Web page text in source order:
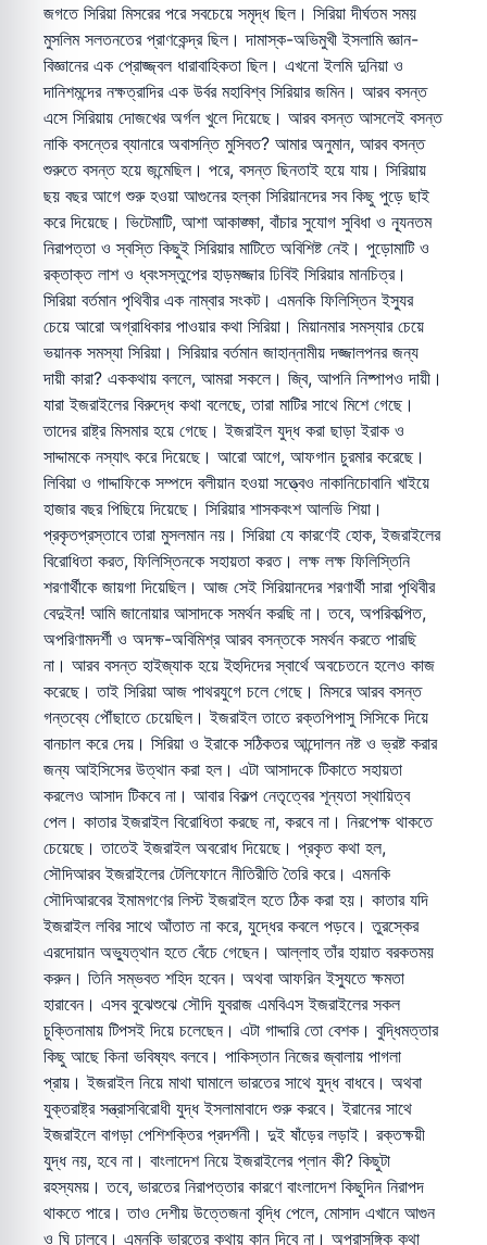
জগতে সিরিয়া মিসরের পরে সবচেয়ে সমৃদ্ধ ছিল। সিরিয়া দীর্ঘতম সময়
মুসলিম সলতনতের প্রাণকেন্দ্র ছিল। দামাস্ক-অভিমুখী ইসলামি জ্ঞান-
বিজ্ঞানের এক প্রোজ্জ্বল ধারাবাহিকতা ছিল। এখনো ইলমি দুনিয়া ও
দানিশমন্দের নক্ষত্রাদির এক উর্বর মহাবিশ্ব সিরিয়ার জমিন। আরব বসন্ত
এসে সিরিয়ায় দোজখের অর্গল খুলে দিয়েছে। আরব বসন্ত আসলেই বসন্ত
নাকি বসন্তের ব্যানারে অবাসন্তি মুসিবত? আমার অনুমান, আরব বসন্ত
শুরুতে বসন্ত হয়ে জন্মেছিল। পরে, বসন্ত ছিনতাই হয়ে যায়। সিরিয়ায়
ছয় বছর আগে শুরু হওয়া আগুনের হল্কা সিরিয়ানদের সব কিছু পুড়ে ছাই
করে দিয়েছে। ভিটেমাটি, আশা আকাঙ্ক্ষা, বাঁচার সুযোগ সুবিধা ও ন্যূনতম
নিরাপত্তা ও স্বস্তি কিছুই সিরিয়ার মাটিতে অবিশিষ্ট নেই। পুড়োমাটি ও
রক্তাক্ত লাশ ও ধ্বংসস্তুপের হাড়মজ্জার ঢিবিই সিরিয়ার মানচিত্র।
সিরিয়া বর্তমান পৃথিবীর এক নাম্বার সংকট। এমনকি ফিলিস্তিন ইস্যুর
চেয়ে আরো অগ্রাধিকার পাওয়ার কথা সিরিয়া। মিয়ানমার সমস্যার চেয়ে
ভয়ানক সমস্যা সিরিয়া। সিরিয়ার বর্তমান জাহান্নামীয় দজ্জালপনর জন্য
দায়ী কারা? এককথায় বললে, আমরা সকলে। জ্বি, আপনি নিষ্পাপও দায়ী।
যারা ইজরাইলের বিরুদ্ধে কথা বলেছে, তারা মাটির সাথে মিশে গেছে।
তাদের রাষ্ট্র মিসমার হয়ে গেছে। ইজরাইল যুদ্ধ করা ছাড়া ইরাক ও
সাদ্দামকে নস্যাৎ করে দিয়েছে। আরো আগে, আফগান চুরমার করেছে।
লিবিয়া ও গাদ্দাফিকে সম্পদে বলীয়ান হওয়া সত্ত্বেও নাকানিচোবানি খাইয়ে
হাজার বছর পিছিয়ে দিয়েছে। সিরিয়ার শাসকবংশ আলভি শিয়া।
প্রকৃতপ্রস্তাবে তারা মুসলমান নয়। সিরিয়া যে কারণেই হোক, ইজরাইলের
বিরোধিতা করত, ফিলিস্তিনকে সহায়তা করত। লক্ষ লক্ষ ফিলিস্তিনি
শরণার্থীকে জায়গা দিয়েছিল। আজ সেই সিরিয়ানদের শরণার্থী সারা পৃথিবীর
বেদুইন! আমি জানোয়ার আসাদকে সমর্থন করছি না। তবে, অপরিকল্পিত,
অপরিণামদর্শী ও অদক্ষ-অবিমিশ্র আরব বসন্তকে সমর্থন করতে পারছি
না। আরব বসন্ত হাইজ্যাক হয়ে ইহুদিদের স্বার্থে অবচেতনে হলেও কাজ
করেছে। তাই সিরিয়া আজ পাথরযুগে চলে গেছে। মিসরে আরব বসন্ত
গন্তব্যে পৌঁছাতে চেয়েছিল। ইজরাইল তাতে রক্তপিপাসু সিসিকে দিয়ে
বানচাল করে দেয়। সিরিয়া ও ইরাকে সঠিকতর আন্দোলন নষ্ট ও ভ্রষ্ট করার
জন্য আইসিসের উত্থান করা হল। এটা আসাদকে টিকাতে সহায়তা
করলেও আসাদ টিকবে না। আবার বিকল্প নেতৃত্বের শূন্যতা স্থায়িত্ব
পেল। কাতার ইজরাইল বিরোধিতা করছে না, করবে না। নিরপেক্ষ থাকতে
চেয়েছে। তাতেই ইজরাইল অবরোধ দিয়েছে। প্রকৃত কথা হল,
সৌদিআরব ইজরাইলের টেলিফোনে নীতিরীতি তৈরি করে। এমনকি
সৌদিআরবের ইমামগণের লিস্ট ইজরাইল হতে ঠিক করা হয়। কাতার যদি
ইজরাইল লবির সাথে আঁতাত না করে, যুদ্ধের কবলে পড়বে। তুরস্কের
এরদোয়ান অভ্যুত্থান হতে বেঁচে গেছেন। আল্লাহ তাঁর হায়াত বরকতময়
করুন। তিনি সম্ভবত শহিদ হবেন। অথবা আফরিন ইস্যুতে ক্ষমতা
হারাবেন। এসব বুঝেশুঝে সৌদি যুবরাজ এমবিএস ইজরাইলের সকল
চুক্তিনামায় টিপসই দিয়ে চলেছেন। এটা গাদ্দারি তো বেশক। বুদ্ধিমত্তার
কিছু আছে কিনা ভবিষ্যৎ বলবে। পাকিস্তান নিজের জ্বালায় পাগলা
প্রায়। ইজরাইল নিয়ে মাথা ঘামালে ভারতের সাথে যুদ্ধ বাধবে। অথবা
যুক্তরাষ্ট্র সন্ত্রাসবিরোধী যুদ্ধ ইসলামাবাদে শুরু করবে। ইরানের সাথে
ইজরাইলে বাগড়া পেশিশক্তির প্রদর্শনী। দুই ষাঁড়ের লড়াই। রক্তক্ষয়ী
যুদ্ধ নয়, হবে না। বাংলাদেশ নিয়ে ইজরাইলের প্লান কী? কিছুটা
রহস্যময়। তবে, ভারতের নিরাপত্তার কারণে বাংলাদেশ কিছুদিন নিরাপদ
থাকতে পারে। তাও দেশীয় উত্তেজনা বৃদ্ধি পেলে, মোসাদ এখানে আগুন
ও ঘি ঢালবে। এমনকি ভারতের কথায় কান দিবে না। অপ্রাসঙ্গিক কথা